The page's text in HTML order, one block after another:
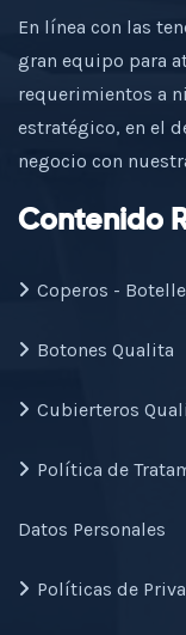
En línea con las
gran equipo para
requerimientos a
estratégico, en el
negocio con
Contenido
Coperos -
Botones Qualita
Cubierteros
Política de
Datos Personales
Políticas de